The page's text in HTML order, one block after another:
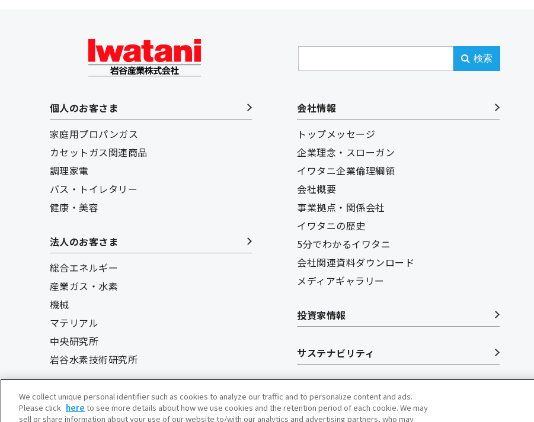
検索
個人のお客さま
家庭用プロパンガス
カセットガス関連商品
調理家電
バス・トイレタリー
健康・美容
法人のお客さま
総合エネルギー
産業ガス・水素
機械
マテリアル
中央研究所
岩谷水素技術研究所
会社情報
トップメッセージ
企業理念・スローガン
イワタニ企業倫理綱領
会社概要
事業拠点・関係会社
イワタニの歴史
5分でわかるイワタニ
会社関連資料ダウンロード
メディアギャラリー
投資家情報
サステナビリティ
リクルート
We collect unique personal identifier such as cookies to analyze our traffic and to personalize content and ads.
Please click here to see more details about how we use cookies and the retention period of each cookie. We may
sell or share information about your use of our website to/with our analytics and advertising partners, who may